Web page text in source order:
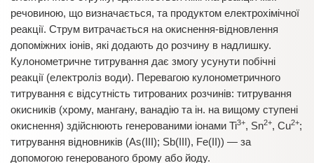
речовиною, що визначається, та продуктом електрохімічної
реакції. Струм витрачається на окиснення-відновлення
допоміжних іонів, які додають до розчину в надлишку.
Кулонометричне титрування дає змогу усунути побічні
реакції (електроліз води). Перевагою кулонометричного
титрування є відсутність титрованих розчинів: титрування
окисників (хрому, мангану, ванадію та ін. на вищому ступені
окиснення) здійснюють генерованими іонами Ti3+, Sn2+, Cu2+;
титрування відновників (As(III); Sb(III), Fe(II)) — за
допомогою генерованого брому або йоду.